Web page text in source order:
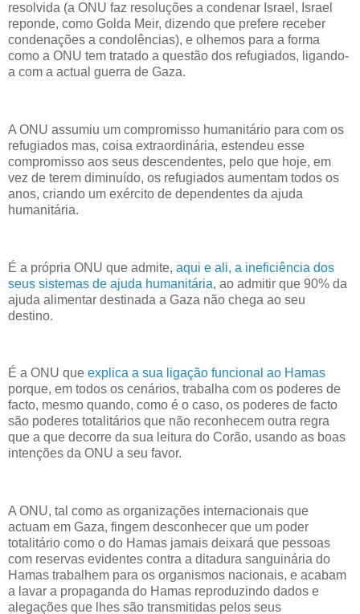
resolvida (a ONU faz resoluções a condenar Israel, Israel
reponde, como Golda Meir, dizendo que prefere receber
condenações a condolências), e olhemos para a forma
como a ONU tem tratado a questão dos refugiados, ligando-
a com a actual guerra de Gaza.
A ONU assumiu um compromisso humanitário para com os
refugiados mas, coisa extraordinária, estendeu esse
compromisso aos seus descendentes, pelo que hoje, em
vez de terem diminuído, os refugiados aumentam todos os
anos, criando um exército de dependentes da ajuda
humanitária.
É a própria ONU que admite, aqui e ali, a ineficiência dos
seus sistemas de ajuda humanitária, ao admitir que 90% da
ajuda alimentar destinada a Gaza não chega ao seu
destino.
É a ONU que explica a sua ligação funcional ao Hamas
porque, em todos os cenários, trabalha com os poderes de
facto, mesmo quando, como é o caso, os poderes de facto
são poderes totalitários que não reconhecem outra regra
que a que decorre da sua leitura do Corão, usando as boas
intenções da ONU a seu favor.
A ONU, tal como as organizações internacionais que
actuam em Gaza, fingem desconhecer que um poder
totalitário como o do Hamas jamais deixará que pessoas
com reservas evidentes contra a ditadura sanguinária do
Hamas trabalhem para os organismos nacionais, e acabam
a lavar a propaganda do Hamas reproduzindo dados e
alegações que lhes são transmitidas pelos seus